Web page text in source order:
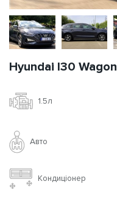
Hyundai I30 Wagon
1.5л
Авто
Кондиціонер